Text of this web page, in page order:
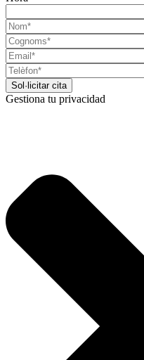
Gestiona tu privacidad